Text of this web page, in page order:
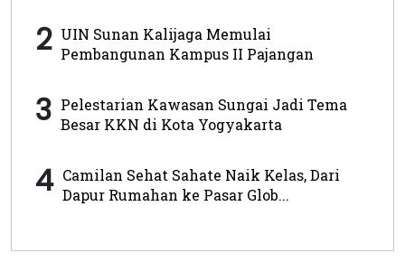
2 UIN Sunan Kalijaga Memulai
Pembangunan Kampus II Pajangan
3 Pelestarian Kawasan Sungai Jadi Tema
Besar KKN di Kota Yogyakarta
4 Camilan Sehat Sahate Naik Kelas, Dari
Dapur Rumahan ke Pasar Glob...